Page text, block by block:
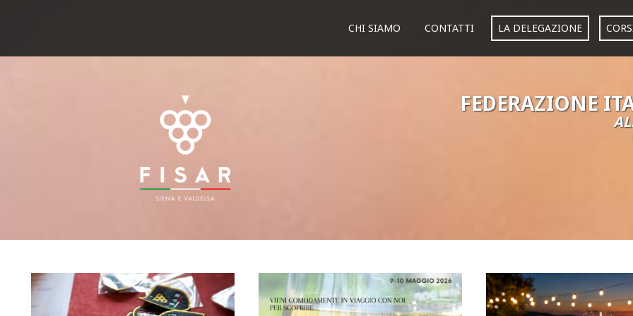
CHI SIAMO CONTATTI LA DELEGAZIONE
FEDERAZIONE